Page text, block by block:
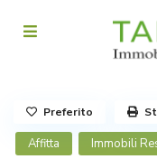
Affitta Immobili
Preferito